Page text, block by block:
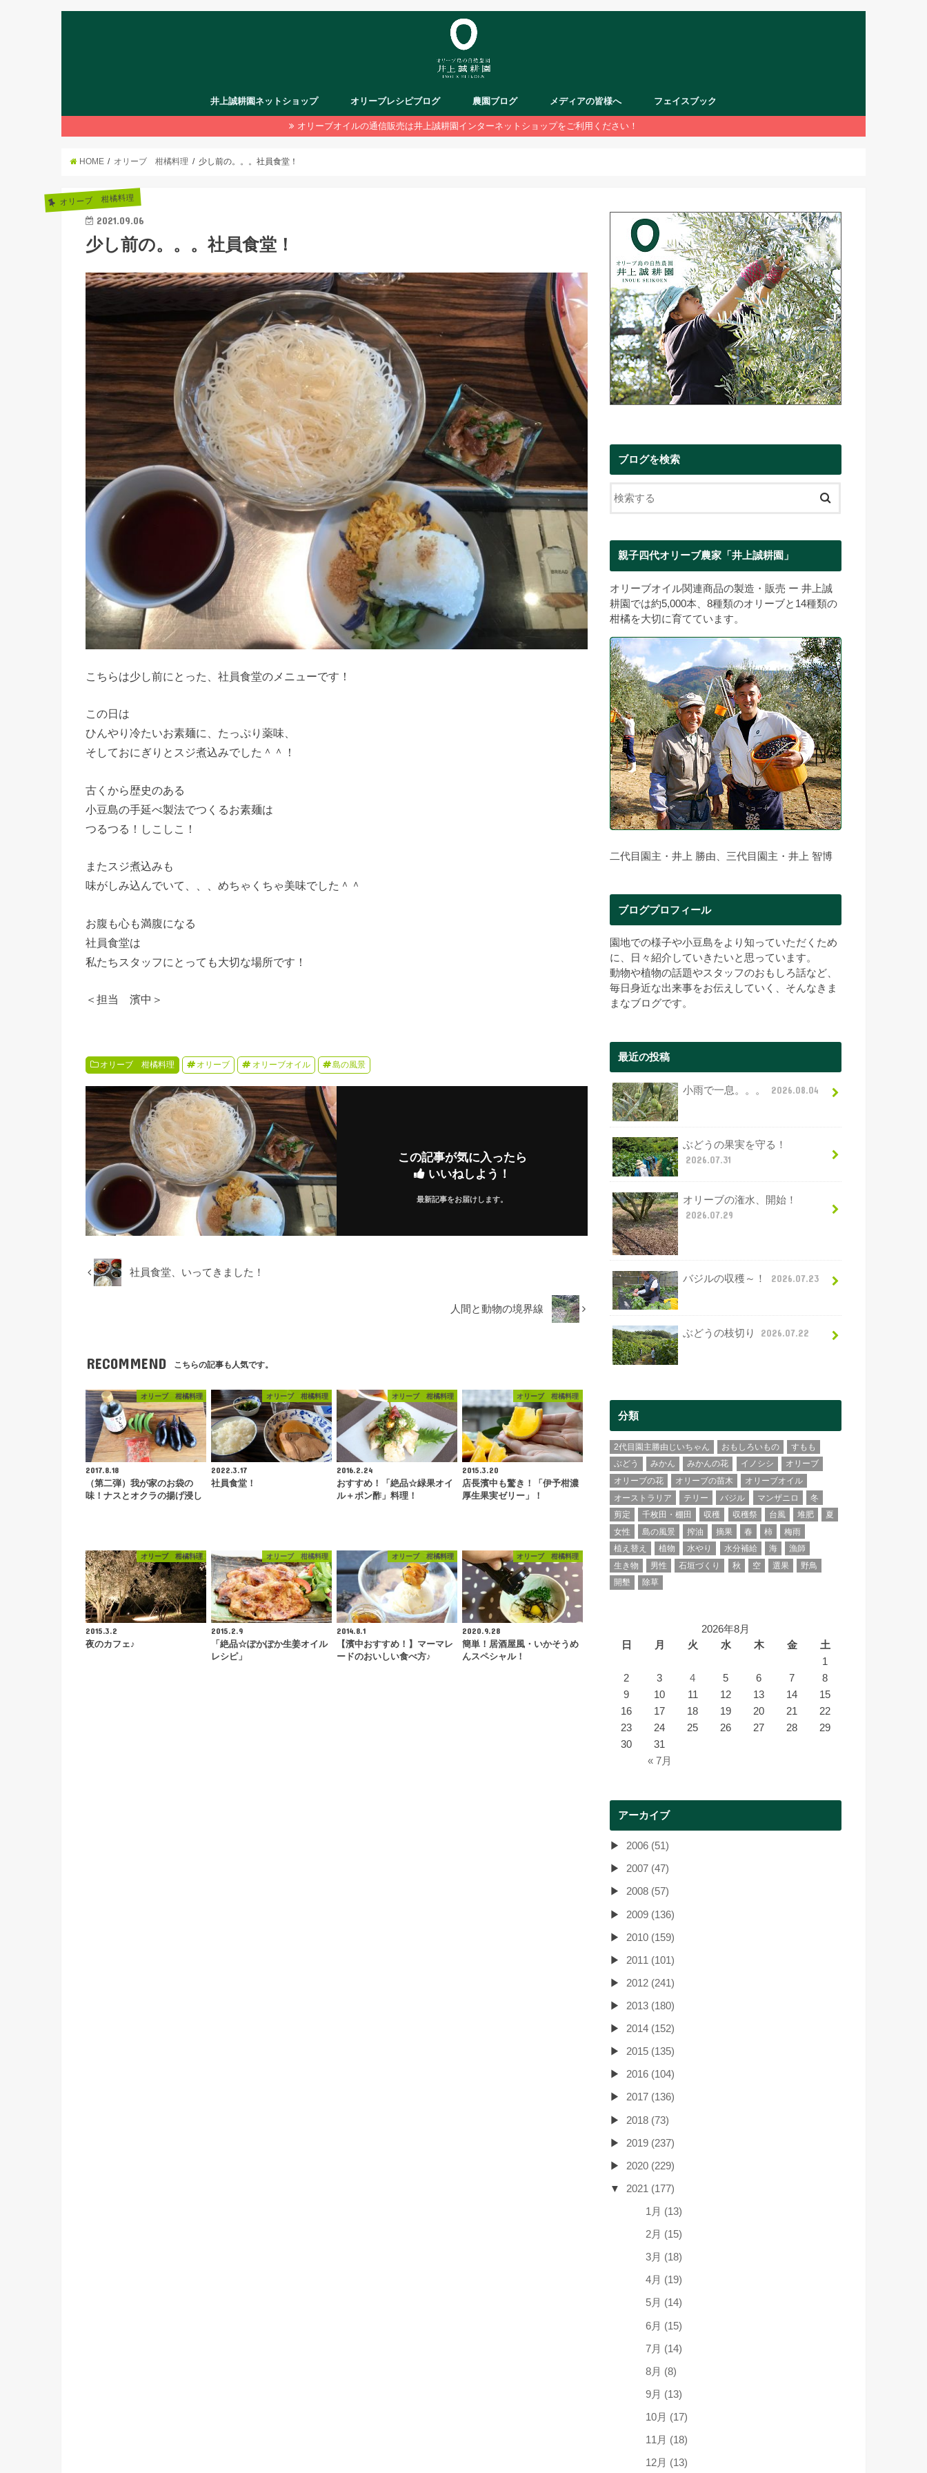
井上誠耕園ネットショップ オリーブレシピブログ 農園ブログ メディアの皆様へ フェイスブック
オリーブオイルの通信販売は井上誠耕園インターネットショップをご利用ください！
HOME オリーブ 柑橘料理 少し前の。。。社員食堂！
オリーブ 柑橘料理
2021.09.06
少し前の。。。社員食堂！
こちらは少し前にとった、社員食堂のメニューです！
この日は
ひんやり冷たいお素麺に、たっぷり薬味、
そしておにぎりとスジ煮込みでした＾＾！
古くから歴史のある
小豆島の手延べ製法でつくるお素麺は
つるつる！しこしこ！
またスジ煮込みも
味がしみ込んでいて、、、めちゃくちゃ美味でした＾＾
お腹も心も満腹になる
社員食堂は
私たちスタッフにとっても大切な場所です！
＜担当 濱中＞
オリーブ 柑橘料理 オリーブ オリーブオイル 島の風景
この記事が気に入ったら
いいねしよう！
最新記事をお届けします。
社員食堂、いってきました！
人間と動物の境界線
RECOMMEND こちらの記事も人気です。
オリーブ 柑橘料理
2017.8.18
（第二弾）我が家のお袋の
味！ナスとオクラの揚げ浸し
オリーブ 柑橘料理
2022.3.17
社員食堂！
オリーブ 柑橘料理
2016.2.24
おすすめ！「絶品☆緑果オイ
ル＋ポン酢」料理！
オリーブ 柑橘料理
2015.3.20
店長濱中も驚き！「伊予柑濃
厚生果実ゼリー」！
オリーブ 柑橘料理
2015.3.2
夜のカフェ♪
オリーブ 柑橘料理
2015.2.9
「絶品☆ぽかぽか生姜オイル
レシピ」
オリーブ 柑橘料理
2014.8.1
【濱中おすすめ！】マーマレ
ードのおいしい食べ方♪
オリーブ 柑橘料理
2020.9.28
簡単！居酒屋風・いかそうめ
んスペシャル！
ブログを検索
親子四代オリーブ農家「井上誠耕園」
オリーブオイル関連商品の製造・販売 ー 井上誠
耕園では約5,000本、8種類のオリーブと14種類の
柑橘を大切に育てています。
二代目園主・井上 勝由、三代目園主・井上 智博
ブログプロフィール
園地での様子や小豆島をより知っていただくため
に、日々紹介していきたいと思っています。
動物や植物の話題やスタッフのおもしろ話など、
毎日身近な出来事をお伝えしていく、そんなきま
まなブログです。
最近の投稿
小雨で一息。。。 2026.08.04
ぶどうの果実を守る！
2026.07.31
オリーブの潅水、開始！
2026.07.29
バジルの収穫～！ 2026.07.23
ぶどうの枝切り 2026.07.22
分類
2代目園主勝由じいちゃん おもしろいもの
すもも
ぶどう
みかん みかんの花 イノシシ
オリーブ
オリーブの花
オリーブの苗木
オリーブオイル
オーストラリア
テリー バジル マンザニロ
冬
剪定
千枚田・棚田 収穫 収穫祭 台風 堆肥
夏
女性
島の風景 搾油 摘果 春 柿
梅雨
植え替え
植物 水やり 水分補給 海
漁師
生き物
男性 石垣づくり 秋 空 選果
野鳥
開墾
除草
2026年8月
日
月 火 水 木 金 土
« 7月
1
2
3 4 5 6 7
8
9
10 11 12 13 14
15
16
17 18 19 20 21
22
23
24 25 26 27 28
29
30
31
アーカイブ
2006 (51)
2007 (47)
2008 (57)
2009 (136)
2010 (159)
2011 (101)
2012 (241)
2013 (180)
2014 (152)
2015 (135)
2016 (104)
2017 (136)
2018 (73)
2019 (237)
2020 (229)
2021 (177)
1月 (13)
2月 (15)
3月 (18)
4月 (19)
5月 (14)
6月 (15)
7月 (14)
8月 (8)
9月 (13)
10月 (17)
11月 (18)
12月 (13)